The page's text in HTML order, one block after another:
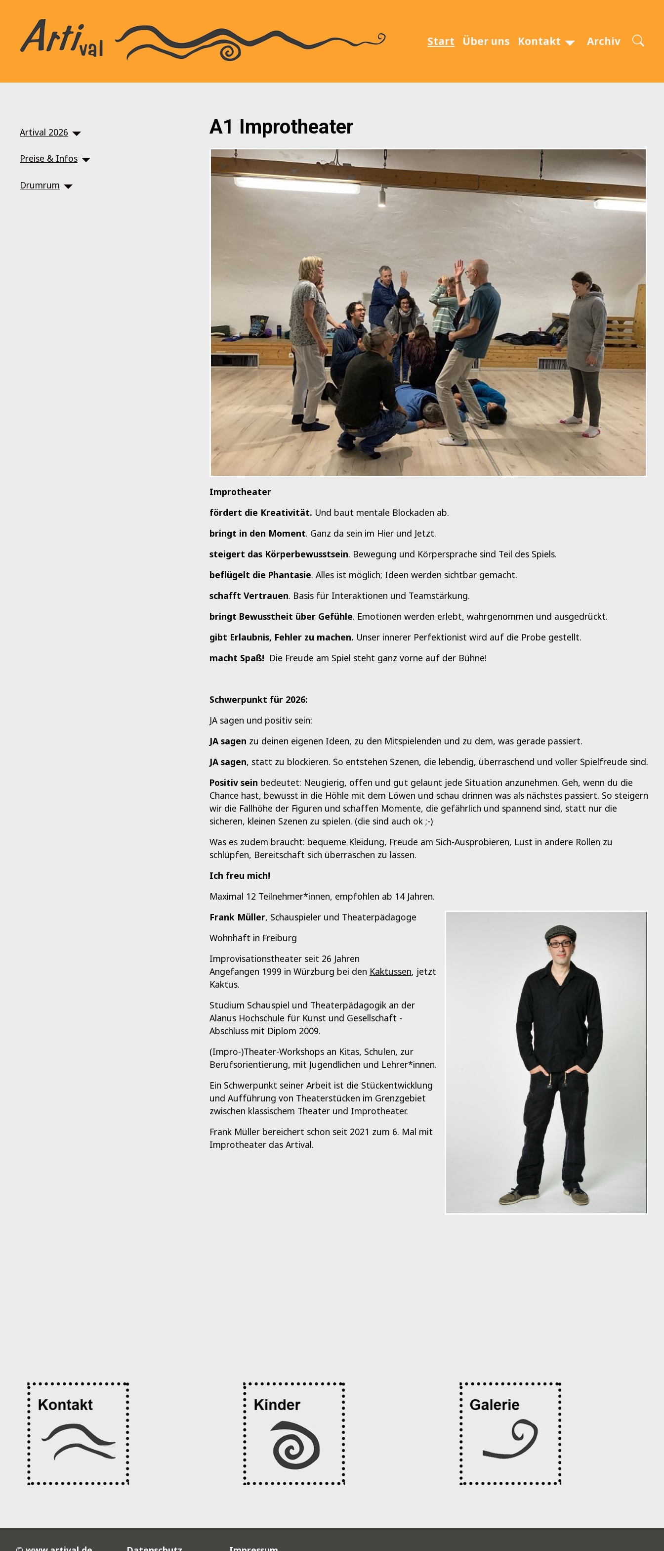
SKIP TO MAIN CONTENT
Start
Über uns Kontakt Archiv
Artival 2026
Preise & Infos
Drumrum
A1 Improtheater
Improtheater
fördert die Kreativität. Und baut mentale Blockaden ab.
bringt in den Moment. Ganz da sein im Hier und Jetzt.
steigert das Körperbewusstsein. Bewegung und Körpersprache sind Teil des Spiels.
beflügelt die Phantasie. Alles ist möglich; Ideen werden sichtbar gemacht.
schafft Vertrauen. Basis für Interaktionen und Teamstärkung.
bringt Bewusstheit über Gefühle. Emotionen werden erlebt, wahrgenommen und ausgedrückt.
gibt Erlaubnis, Fehler zu machen. Unser innerer Perfektionist wird auf die Probe gestellt.
macht Spaß! Die Freude am Spiel steht ganz vorne auf der Bühne!
Schwerpunkt für 2026:
JA sagen und positiv sein:
JA sagen zu deinen eigenen Ideen, zu den Mitspielenden und zu dem, was gerade passiert.
JA sagen, statt zu blockieren. So entstehen Szenen, die lebendig, überraschend und voller Spielfreude sind.
Positiv sein bedeutet: Neugierig, offen und gut gelaunt jede Situation anzunehmen. Geh, wenn du die
Chance hast, bewusst in die Höhle mit dem Löwen und schau drinnen was als nächstes passiert. So steigern
wir die Fallhöhe der Figuren und schaffen Momente, die gefährlich und spannend sind, statt nur die
sicheren, kleinen Szenen zu spielen. (die sind auch ok ;-)
Was es zudem braucht: bequeme Kleidung, Freude am Sich-Ausprobieren, Lust in andere Rollen zu
schlüpfen, Bereitschaft sich überraschen zu lassen.
Ich freu mich!
Maximal 12 Teilnehmer*innen, empfohlen ab 14 Jahren.
Frank Müller, Schauspieler und Theaterpädagoge
Wohnhaft in Freiburg
Improvisationstheater seit 26 Jahren
Angefangen 1999 in Würzburg bei den Kaktussen, jetzt
Kaktus.
Studium Schauspiel und Theaterpädagogik an der
Alanus Hochschule für Kunst und Gesellschaft -
Abschluss mit Diplom 2009.
(Impro-)Theater-Workshops an Kitas, Schulen, zur
Berufsorientierung, mit Jugendlichen und Lehrer*innen.
Ein Schwerpunkt seiner Arbeit ist die Stückentwicklung
und Aufführung von Theaterstücken im Grenzgebiet
zwischen klassischem Theater und Improtheater.
Frank Müller bereichert schon seit 2021 zum 6. Mal mit
Improtheater das Artival.